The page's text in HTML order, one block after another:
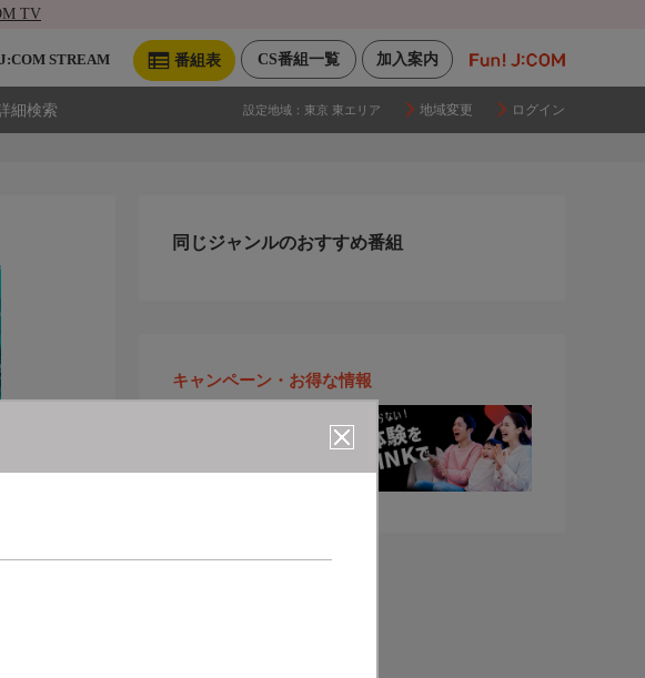
TV
加入案内
CS番組一覧
番組表
J:COM STREAM
細検索 設定地域： 東京 東エリア 地域変更 ログイン
同じジャンルのおすすめ番組
キャンペーン・お得な情報